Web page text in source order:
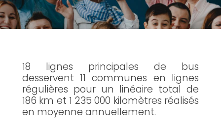
18 lignes principales de bus
desservent 11 communes en lignes
régulières pour un linéaire total de
186 km et 1 235 000 kilomètres réalisés
en moyenne annuellement.